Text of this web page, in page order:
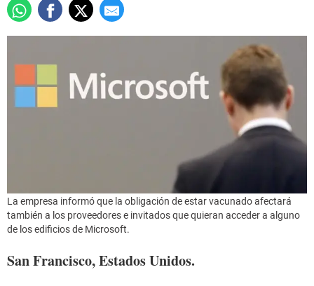
La empresa informó que la obligación de estar vacunado afectará
también a los proveedores e invitados que quieran acceder a alguno
de los edificios de Microsoft.
San Francisco, Estados Unidos.